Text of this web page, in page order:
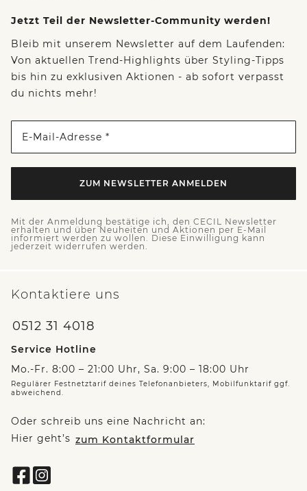
Jetzt Teil der Newsletter-Community werden!
Bleib mit unserem Newsletter auf dem Laufenden:
Von aktuellen Trend-Highlights über Styling-Tipps
bis hin zu exklusiven Aktionen - ab sofort verpasst
du nichts mehr!
E-Mail-Adresse *
ZUM NEWSLETTER ANMELDEN
Mit der Anmeldung bestätige ich, den CECIL Newsletter
erhalten und über Neuheiten und Aktionen per E-Mail
informiert werden zu wollen. Diese Einwilligung kann
jederzeit widerrufen werden.
Kontaktiere uns
0512 31 4018
Service Hotline
Mo.-Fr. 8:00 – 21:00 Uhr, Sa. 9:00 – 18:00 Uhr
Regulärer Festnetztarif deines Telefonanbieters, Mobilfunktarif ggf.
abweichend.
Oder schreib uns eine Nachricht an:
Hier geht’s zum Kontaktformular